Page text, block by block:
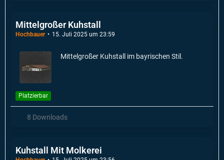
Mittelgroßer Kuhstall
Hochbauer 15. Juli 2025 um 23:59
Mittelgroßer Kuhstall im bayrischen Stil.
Platzierbar
8 Downloads
Kuhstall Mit Molkerei